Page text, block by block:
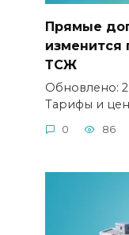
Прямые
изменится
ТСЖ
Обновлено:
Тарифы и
0 86